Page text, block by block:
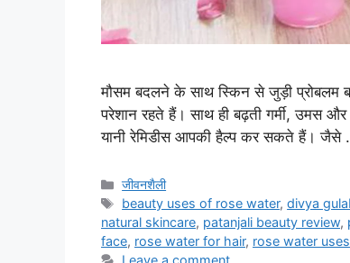
मौसम बदलने के साथ स्किन से जुड़ी प्रोबलम
परेशान रहते हैं। साथ ही बढ़ती गर्मी, उमस
यानी रेमिडीस आपकी हैल्प कर सकते हैं। जैसे
जीवनशैली
beauty uses of rose water,divya
natural skincare, patanjali beauty review,
face, rose water for hair, rose water uses